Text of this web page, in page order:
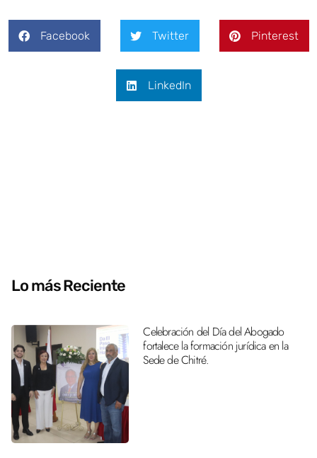
Facebook Twitter Pinterest
LinkedIn
Lo más Reciente
Celebración del Día del Abogado
fortalece la formación jurídica en la
Sede de Chitré.